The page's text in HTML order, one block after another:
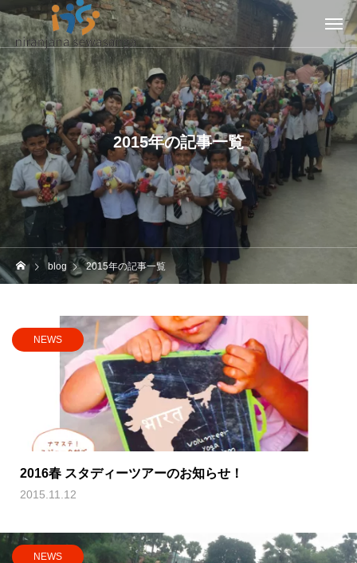
2015年の記事一覧
blog 2015年の記事一覧
NEWS
2016春 スタディーツアーのお知らせ！
2015.11.12
NEWS